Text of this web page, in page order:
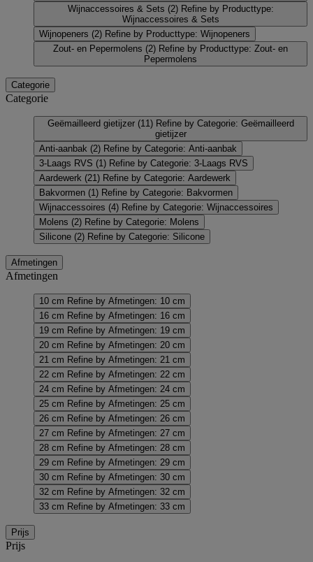
Wijnaccessoires & Sets (2) Refine by Producttype:
Wijnaccessoires & Sets
Wijnopeners (2) Refine by Producttype: Wijnopeners
Zout- en Pepermolens (2) Refine by Producttype: Zout- en
Pepermolens
Categorie
Categorie
Geëmailleerd gietijzer (11) Refine by Categorie: Geëmailleerd
gietijzer
Anti-aanbak (2) Refine by Categorie: Anti-aanbak
3-Laags RVS (1) Refine by Categorie: 3-Laags RVS
Aardewerk (21) Refine by Categorie: Aardewerk
Bakvormen (1) Refine by Categorie: Bakvormen
Wijnaccessoires (4) Refine by Categorie: Wijnaccessoires
Molens (2) Refine by Categorie: Molens
Silicone (2) Refine by Categorie: Silicone
Afmetingen
Afmetingen
10 cm Refine by Afmetingen: 10 cm
16 cm Refine by Afmetingen: 16 cm
19 cm Refine by Afmetingen: 19 cm
20 cm Refine by Afmetingen: 20 cm
21 cm Refine by Afmetingen: 21 cm
22 cm Refine by Afmetingen: 22 cm
24 cm Refine by Afmetingen: 24 cm
25 cm Refine by Afmetingen: 25 cm
26 cm Refine by Afmetingen: 26 cm
27 cm Refine by Afmetingen: 27 cm
28 cm Refine by Afmetingen: 28 cm
29 cm Refine by Afmetingen: 29 cm
30 cm Refine by Afmetingen: 30 cm
32 cm Refine by Afmetingen: 32 cm
33 cm Refine by Afmetingen: 33 cm
Prijs
Prijs